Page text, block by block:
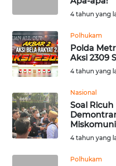
4 tahun yang
Polhukam
Polda
Aksi 2309
4 tahun yang
Nasional
Soal Ricuh
4 tahun yang
Polhukam
News
WN
SUMUT
JAKARTA
WN
JABAR